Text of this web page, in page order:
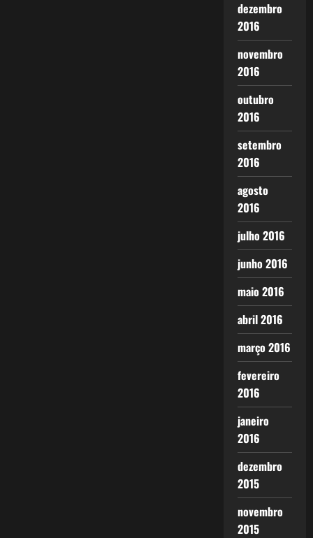
dezembro
2016
novembro
2016
outubro
2016
setembro
2016
agosto
2016
julho 2016
junho 2016
maio 2016
abril 2016
março 2016
fevereiro
2016
janeiro
2016
dezembro
2015
novembro
2015